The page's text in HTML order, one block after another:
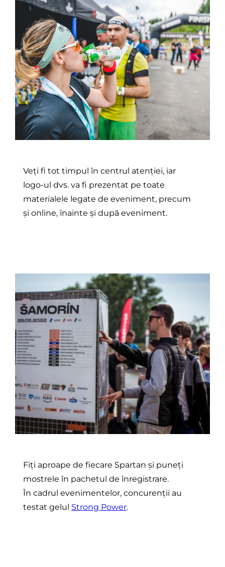
Veți fi tot timpul în centrul atenției, iar
logo-ul dvs. va fi prezentat pe toate
materialele legate de eveniment, precum
și online, înainte și după eveniment.
Fiți aproape de fiecare Spartan și puneți
mostrele în pachetul de înregistrare.
În cadrul evenimentelor, concurenții au
testat gelul Strong Power.